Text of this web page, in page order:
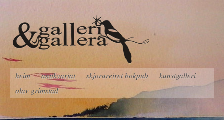
heim antikvariat skjorareiret bokpub
kunstgalleri
olav grimstad